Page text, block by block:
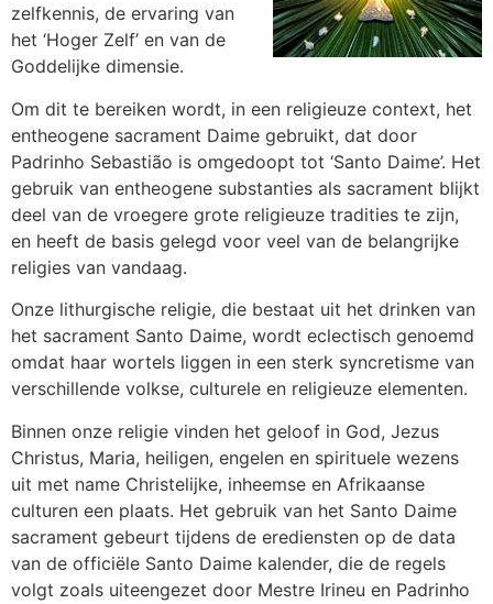
zelfkennis, de ervaring van
het ‘Hoger Zelf’ en van de
Goddelijke dimensie.
Om dit te bereiken wordt, in een religieuze context, het
entheogene sacrament Daime gebruikt, dat door
Padrinho Sebastião is omgedoopt tot ‘Santo Daime’. Het
gebruik van entheogene substanties als sacrament blijkt
deel van de vroegere grote religieuze tradities te zijn,
en heeft de basis gelegd voor veel van de belangrijke
religies van vandaag.
Onze lithurgische religie, die bestaat uit het drinken van
het sacrament Santo Daime, wordt eclectisch genoemd
omdat haar wortels liggen in een sterk syncretisme van
verschillende volkse, culturele en religieuze elementen.
Binnen onze religie vinden het geloof in God, Jezus
Christus, Maria, heiligen, engelen en spirituele wezens
uit met name Christelijke, inheemse en Afrikaanse
culturen een plaats. Het gebruik van het Santo Daime
sacrament gebeurt tijdens de erediensten op de data
van de officiële Santo Daime kalender, die de regels
volgt zoals uiteengezet door Mestre Irineu en Padrinho